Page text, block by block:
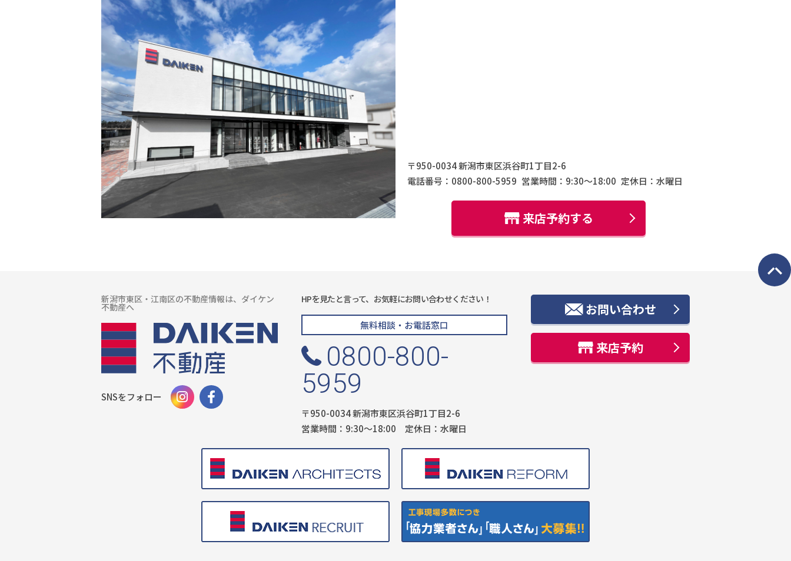
〒950-0034 新潟市東区浜谷町1丁目2-6
電話番号：0800-800-5959 営業時間：9:30〜18:00 定休日：水曜日
来店予約する
新潟市東区・江南区の不動産情報は、ダイケン
不動産へ
SNSをフォロー
HPを見たと言って、お気軽にお問い合わせください！
無料相談・お電話窓口
0800-800-
5959
〒950-0034 新潟市東区浜谷町1丁目2-6
営業時間：9:30〜18:00 定休日：水曜日
お問い合わせ
来店予約